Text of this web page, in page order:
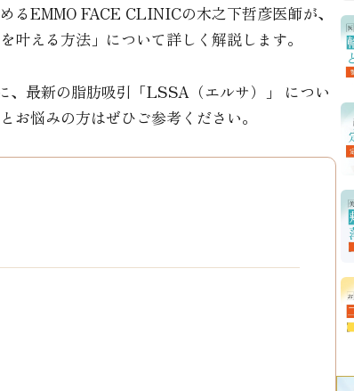
るEMMO FACE CLINICの木之下哲彦医師が、
叶える方法」について詳しく解説します。
最新の脂肪吸引「LSSA（エルサ）」 につい
悩みの方はぜひご参考ください。